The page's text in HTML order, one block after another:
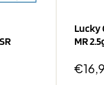
Lucky
MR
€